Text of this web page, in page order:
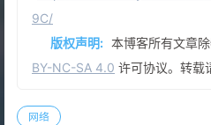
9C/
版权声明: 本博客所有文章
BY-NC-SA 4.0 许可协议。转载
网络